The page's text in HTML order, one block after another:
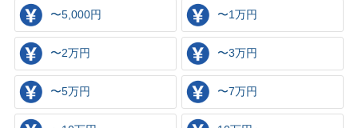
〜5,000円 〜1万円
〜2万円 〜3万円
〜5万円 〜7万円